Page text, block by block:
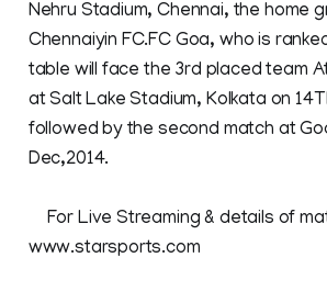
Nehru Stadium, Chennai, the home
Chennaiyin FC.FC Goa, who is
table will face the 3rd placed team
at Salt Lake Stadium, Kolkata on
followed by the second match at
Dec,2014.
For Live Streaming & details of
www.starsports.com